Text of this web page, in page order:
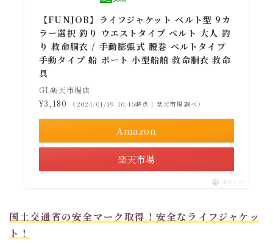
【FUNJOB】ライフジャケット ベルト型 9カ
ラー選択 釣り ウエストタイプ ベルト 大人 釣
り 救命胴衣 / 手動膨張式 腰巻 ベルトタイプ
手動タイプ 船 ボート 小型船舶 救命胴衣 救命
具
GL楽天市場店
¥3,180
（2024/01/19 10:46時点 | 楽天市場調べ）
Amazon
楽天市場
ポチップ
国土交通省の安全マーク取得！安全なライフジャケッ
ト！